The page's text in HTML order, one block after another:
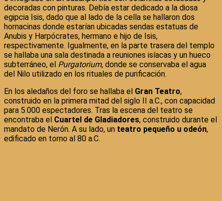
decoradas con pinturas. Debía estar dedicado a la diosa
egipcia Isis, dado que al lado de la cella se hallaron dos
hornacinas donde estarían ubicadas sendas estatuas de
Anubis y Harpócrates, hermano e hijo de Isis,
respectivamente. Igualmente, en la parte trasera del templo
se hallaba una sala destinada a reuniones isíacas y un hueco
subterráneo, el Purgatorium, donde se conservaba el agua
del Nilo utilizado en los rituales de purificación.
En los aledaños del foro se hallaba el Gran Teatro,
construido en la primera mitad del siglo II a.C., con capacidad
para 5.000 espectadores. Tras la escena del teatro se
encontraba el Cuartel de Gladiadores, construido durante el
mandato de Nerón. A su lado, un teatro pequeño u odeón,
edificado en torno al 80 a.C.